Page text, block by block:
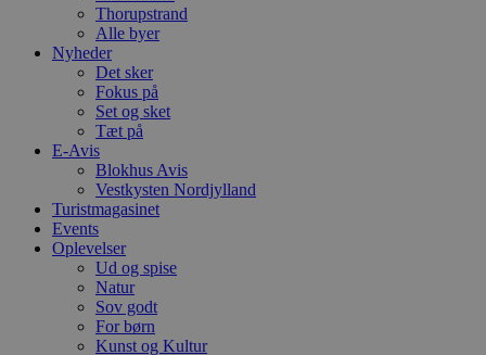
Thorupstrand
Alle byer
Nyheder
Det sker
Fokus på
Set og sket
Tæt på
E-Avis
Blokhus Avis
Vestkysten Nordjylland
Turistmagasinet
Events
Oplevelser
Ud og spise
Natur
Sov godt
For børn
Kunst og Kultur